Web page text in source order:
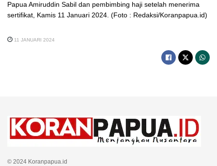
Papua Amiruddin Sabil dan pembimbing haji setelah menerima
sertifikat, Kamis 11 Januari 2024. (Foto : Redaksi/Koranpapua.id)
11 JANUARI 2024
© 2024 Koranpapua.id